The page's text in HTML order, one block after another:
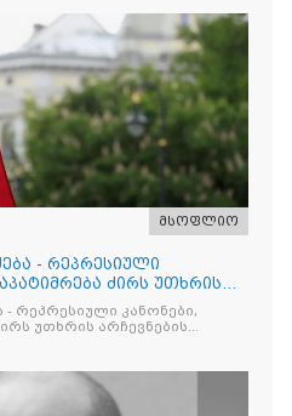
მსოფლიო
- რეპრესიული
ძირს უთხრის
- რეპრესიული კანონები,
უთხრის არჩევნების